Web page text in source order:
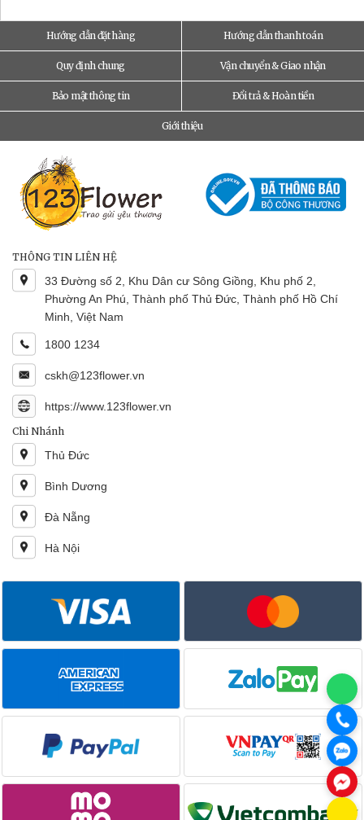
Hướng dẫn đặt hàng Hướng dẫn thanh toán
Quy định chung Vận chuyển & Giao nhận
Bảo mật thông tin Đổi trả & Hoàn tiền
Giới thiệu
THÔNG TIN LIÊN HỆ
33 Đường số 2, Khu Dân cư Sông Giồng, Khu phố 2,
Phường An Phú, Thành phố Thủ Đức, Thành phố Hồ Chí
Minh, Việt Nam
1800 1234
cskh@123flower.vn
https://www.123flower.vn
Chi Nhánh
Thủ Đức
Bình Dương
Đà Nẵng
Hà Nội